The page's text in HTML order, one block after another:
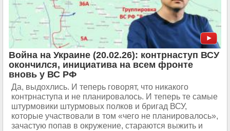
Война на Украине (20.02.26): контрнаступ ВСУ
окончился, инициатива на всем фронте
вновь у ВС РФ
Да, выдохлись. И теперь говорят, что никакого
контрнаступа и не планировалось. И теперь те самые
штурмовики штурмовых полков и бригад ВСУ,
которые участвовали в том «чего не планировалось»,
зачастую попав в окружение, стараются выжить и